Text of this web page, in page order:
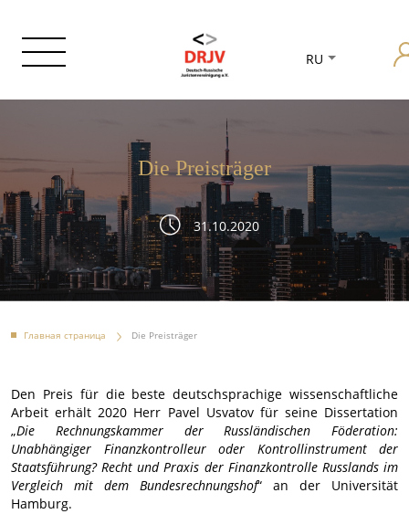
RU
Die Preisträger
31.10.2020
Главная страница Die Preisträger
Den Preis für die beste deutschsprachige wissenschaftliche
Arbeit erhält 2020 Herr Pavel Usvatov für seine Dissertation
„Die Rechnungskammer der Russländischen Föderation:
Unabhängiger Finanzkontrolleur oder Kontrollinstrument der
Staatsführung? Recht und Praxis der Finanzkontrolle Russlands im
Vergleich mit dem Bundesrechnungshof“ an der Universität
Hamburg.